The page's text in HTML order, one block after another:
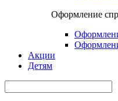
Оформление
Акции
Детям